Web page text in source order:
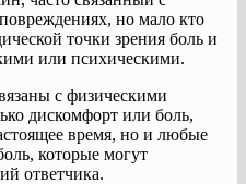
но мало кто
точки зрения боль и
или психическими.
с физическими
дискомфорт или боль,
время, но и любые
которые могут
ответчика.